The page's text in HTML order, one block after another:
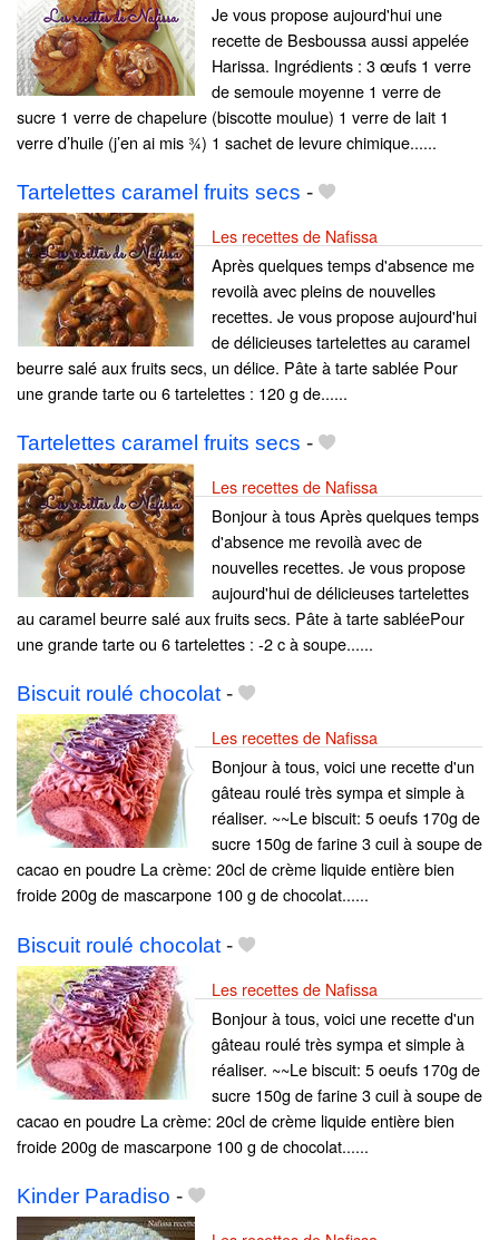
Je vous propose aujourd'hui une
recette de Besboussa aussi appelée
Harissa. Ingrédients : 3 œufs 1 verre
de semoule moyenne 1 verre de
sucre 1 verre de chapelure (biscotte moulue) 1 verre de lait 1
verre d’huile (j’en ai mis ¾) 1 sachet de levure chimique......
Tartelettes caramel fruits secs -
Les recettes de Nafissa
Après quelques temps d'absence me
revoilà avec pleins de nouvelles
recettes. Je vous propose aujourd'hui
de délicieuses tartelettes au caramel
beurre salé aux fruits secs, un délice. Pâte à tarte sablée Pour
une grande tarte ou 6 tartelettes : 120 g de......
Tartelettes caramel fruits secs -
Les recettes de Nafissa
Bonjour à tous Après quelques temps
d'absence me revoilà avec de
nouvelles recettes. Je vous propose
aujourd'hui de délicieuses tartelettes
au caramel beurre salé aux fruits secs. Pâte à tarte sabléePour
une grande tarte ou 6 tartelettes : -2 c à soupe......
Biscuit roulé chocolat-
Les recettes de Nafissa
Bonjour à tous, voici une recette d'un
gâteau roulé très sympa et simple à
réaliser. ~~Le biscuit: 5 oeufs 170g de
sucre 150g de farine 3 cuil à soupe de
cacao en poudre La crème: 20cl de crème liquide entière bien
froide 200g de mascarpone 100 g de chocolat......
Biscuit roulé chocolat -
Les recettes de Nafissa
Bonjour à tous, voici une recette d'un
gâteau roulé très sympa et simple à
réaliser. ~~Le biscuit: 5 oeufs 170g de
sucre 150g de farine 3 cuil à soupe de
cacao en poudre La crème: 20cl de crème liquide entière bien
froide 200g de mascarpone 100 g de chocolat......
Kinder Paradiso -